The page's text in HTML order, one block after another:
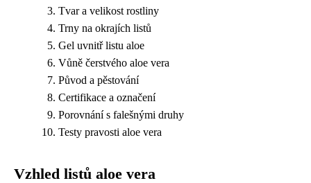
Tvar a velikost rostliny
Trny na okrajích listů
Gel uvnitř listu aloe
Vůně čerstvého aloe vera
Původ a pěstování
Certifikace a označení
Porovnání s falešnými druhy
Testy pravosti aloe vera
Vzhled listů aloe vera